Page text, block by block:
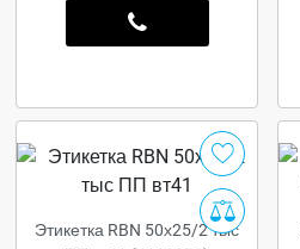
Этикетка RBN 50х25/2 тыс